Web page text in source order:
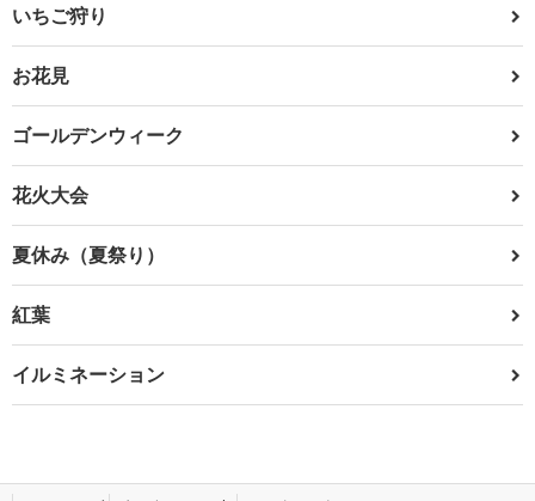
いちご狩り
お花見
ゴールデンウィーク
花火大会
夏休み（夏祭り）
紅葉
イルミネーション